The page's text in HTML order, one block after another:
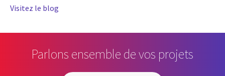
Visitez le blog
Parlons ensemble de vos projets